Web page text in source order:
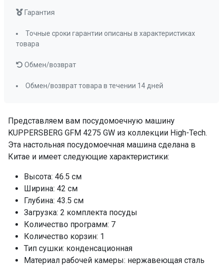
Отображение выбранной программы
Отображение времени мытья
Настройка дозировки ополаскивателя
да
Использование средств 3 в 1
да
Мощность подключения, кВт
0,86
Класс энергопотребления
Потребление воды
Потребление электроэнергии, кВт/ч
0,43
Класс мойки
Класс сушки
Автоматическое открывание двери
Представляем вам посудомоечную машину
KUPPERSBERG GFM 4275 GW из коллекции High-Tech.
Эта настольная посудомоечная машина сделана в
Китае и имеет следующие характеристики:
Высота: 46.5 см
Ширина: 42 см
Глубина: 43.5 см
Загрузка: 2 комплекта посуды
Количество программ: 7
Количество корзин: 1
Тип сушки: конденсационная
Материал рабочей камеры: нержавеющая сталь
Гарантия
Точные сроки гарантии описаны в характеристиках
товара
Обмен/возврат
Обмен/возврат товара в течении 14 дней